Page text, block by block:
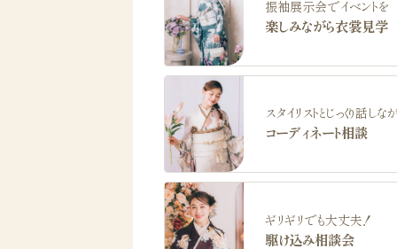
振袖展示会でイベントを
楽しみながら衣裳見学
スタイリストとじっくり話しな
コーディネート相談
ギリギリでも大丈夫！
駆け込み相談会